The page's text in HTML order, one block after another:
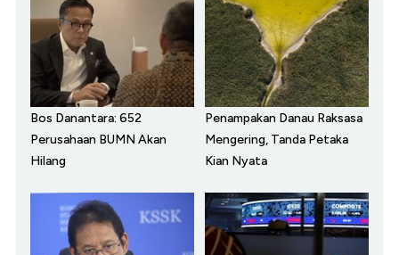
Bos Danantara: 652
Perusahaan BUMN Akan
Hilang
Penampakan Danau Raksasa
Mengering, Tanda Petaka
Kian Nyata